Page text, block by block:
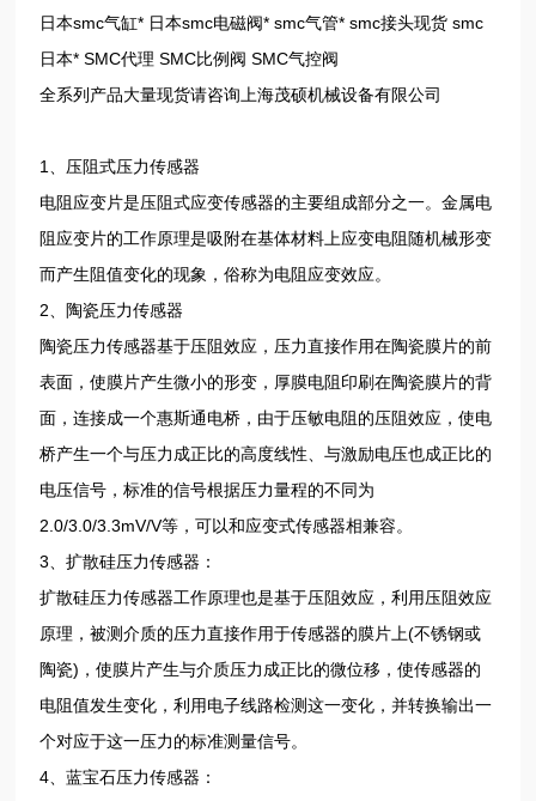
日本smc气缸* 日本smc电磁阀* smc气管* smc接头现货 smc
日本* SMC代理 SMC比例阀 SMC气控阀
全系列产品大量现货请咨询上海茂硕机械设备有限公司
1、压阻式压力传感器
电阻应变片是压阻式应变传感器的主要组成部分之一。金属电
阻应变片的工作原理是吸附在基体材料上应变电阻随机械形变
而产生阻值变化的现象，俗称为电阻应变效应。
2、陶瓷压力传感器
陶瓷压力传感器基于压阻效应，压力直接作用在陶瓷膜片的前
表面，使膜片产生微小的形变，厚膜电阻印刷在陶瓷膜片的背
面，连接成一个惠斯通电桥，由于压敏电阻的压阻效应，使电
桥产生一个与压力成正比的高度线性、与激励电压也成正比的
电压信号，标准的信号根据压力量程的不同为
2.0/3.0/3.3mV/V等，可以和应变式传感器相兼容。
3、扩散硅压力传感器：
扩散硅压力传感器工作原理也是基于压阻效应，利用压阻效应
原理，被测介质的压力直接作用于传感器的膜片上(不锈钢或
陶瓷)，使膜片产生与介质压力成正比的微位移，使传感器的
电阻值发生变化，利用电子线路检测这一变化，并转换输出一
个对应于这一压力的标准测量信号。
4、蓝宝石压力传感器：